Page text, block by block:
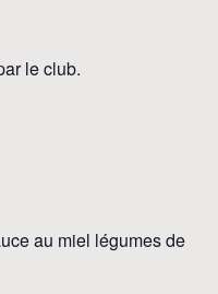
le club.
au miel légumes de